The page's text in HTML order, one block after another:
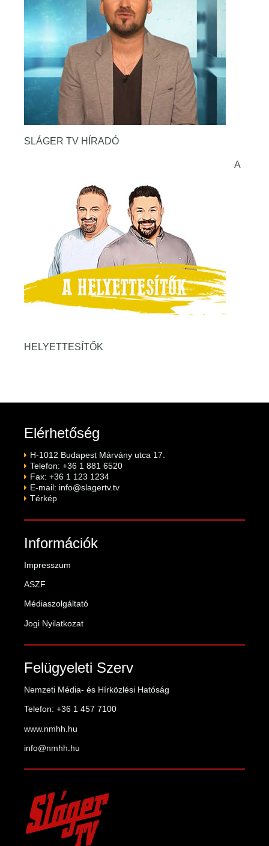
SLÁGER TV HÍRADÓ
A
HELYETTESÍTŐK
Elérhetőség
H-1012 Budapest Márvány utca 17.
Telefon: +36 1 881 6520
Fax: +36 1 123 1234
E-mail: info@slagertv.tv
Térkép
Információk
Impresszum
ASZF
Médiaszolgáltató
Jogi Nyilatkozat
Felügyeleti Szerv
Nemzeti Média- és Hírközlési Hatóság
Telefon: +36 1 457 7100
www.nmhh.hu
info@nmhh.hu